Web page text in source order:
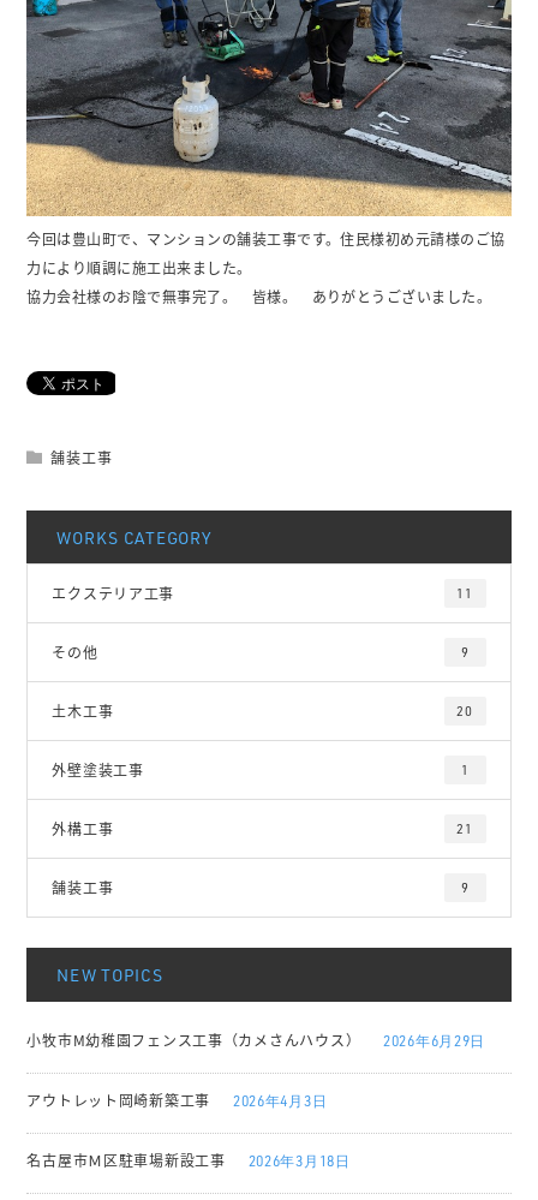
今回は豊山町で、マンションの舗装工事です。住民様初め元請様のご協
力により順調に施工出来ました。
協力会社様のお陰で無事完了。 皆様。 ありがとうございました。
舗装工事
WORKS CATEGORY
エクステリア工事 11
その他 9
土木工事 20
外壁塗装工事 1
外構工事 21
舗装工事 9
NEW TOPICS
小牧市M幼稚園フェンス工事（カメさんハウス） 2026年6月29日
アウトレット岡崎新築工事 2026年4月3日
名古屋市Ｍ区駐車場新設工事 2026年3月18日